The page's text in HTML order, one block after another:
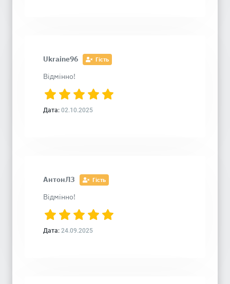
Ukraine96 Гість
Відмінно!
Дата: 02.10.2025
АнтонЛЗ Гість
Відмінно!
Дата: 24.09.2025